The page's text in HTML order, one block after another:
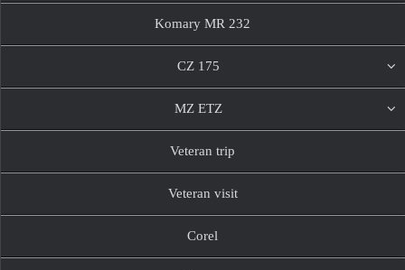
Komary MR 232
CZ 175
MZ ETZ
Veteran trip
Veteran visit
Corel